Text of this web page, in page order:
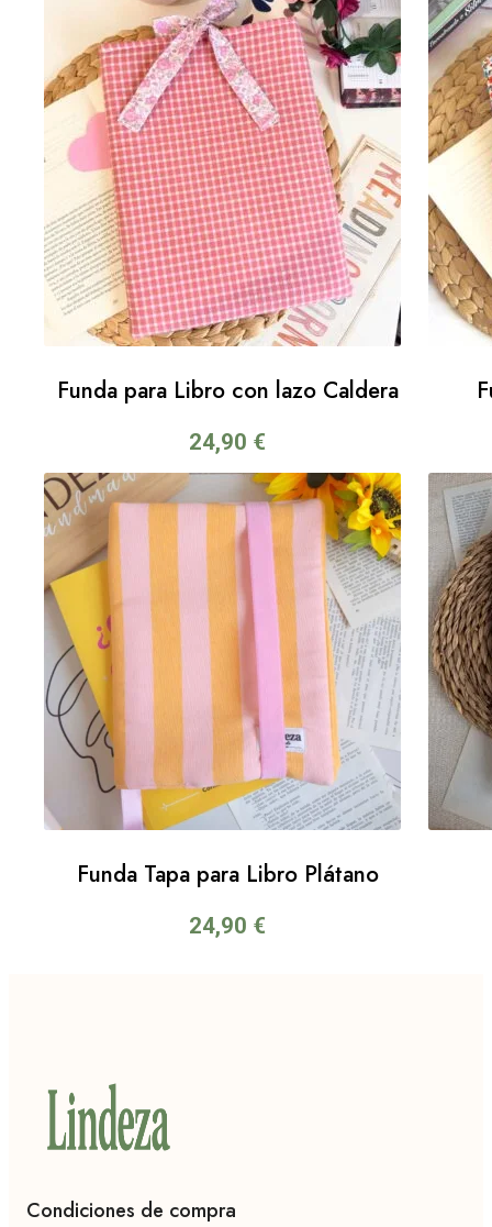
Funda para Libro con lazo Caldera
24,90 €
Funda Tapa para Libro Plátano
24,90 €
Condiciones de compra